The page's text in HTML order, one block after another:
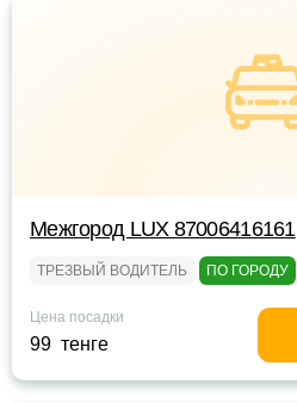
Межгород LUX 87006416161
ТРЕЗВЫЙ ВОДИТЕЛЬ ПО ГОРОДУ
Цена посадки
99 тенге